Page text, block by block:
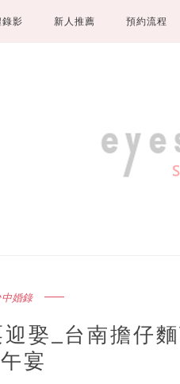
影 新人推薦 預約流程
婚錄
娶_台南擔仔
宴